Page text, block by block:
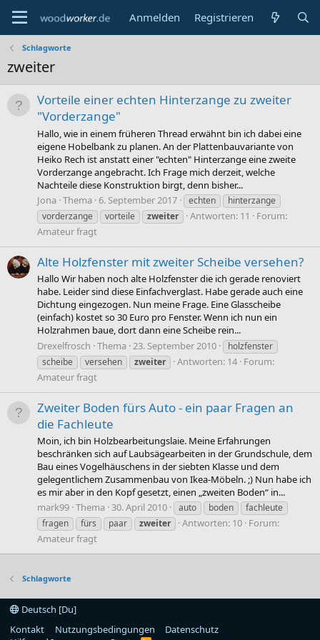
Anmelden Registrieren
Schlagworte
zweiter
Vorteile einer echten Hinterzange zu zweiter
"Vorderzange"
Hallo, wie in einem früheren Thread erwähnt bin ich dabei eine
eigene Hobelbank zu planen. An der Plattenbauvariante von
Heiko Rech ist anstatt einer "echten" Hinterzange eine zweite
Vorderzange angebracht. Ich Frage mich derzeit, welche
Nachteile diese Konstruktion birgt, denn bisher...
Jona Thema 6. September 2017 echten
hinterzange
vorderzange
vorteile zweiter Antworten: 11
Forum:
Amateur fragt
Alte Holzfenster mit zweiter Scheibe versehen?
Hallo Wir haben noch alte Holzfenster die ich gerade renoviert
habe. Leider sind diese Einfachverglast. Habe gerade auch eine
Dichtung eingezogen. Nun meine Frage. Eine Glasscheibe
(einfach) kostet so 30 Euro pro Fenster. Wenn ich nun ein
Holzrahmen baue, dort dann eine Scheibe rein...
Drexelfrosch Thema 23. September 2010
holzfenster
scheibe
versehen zweiter Antworten: 14 Forum:
Amateur fragt
Zweiter Boden fürs Auto - ein paar Fragen an
die Fachleute
Moin, ich bin Holzbearbeitungslaie. Meine Erfahrungen
beschränken sich auf Laubsägearbeiten in der Grundschule, dem
Bau eines Vogelhäuschens in der siebten Klasse und dem
gelegentlichem Zusammenbau von Ikea-Möbeln. ;) Nun habe ich
es mir aber in den Kopf gesetzt, einen „zweiten Boden“ in...
mark99 Thema 30. April 2010 auto boden
fachleute
fragen
fürs paar zweiter Antworten: 10 Forum:
Amateur fragt
Schlagworte
Deutsch [Du]
Kontakt
Nutzungsbedingungen
Datenschutz